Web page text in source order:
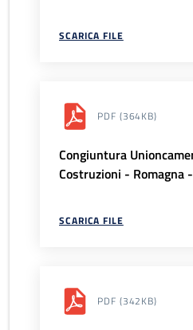
SCARICA FILE
PDF (364KB)
Congiuntura
Costruzioni -
SCARICA FILE
PDF (342KB)